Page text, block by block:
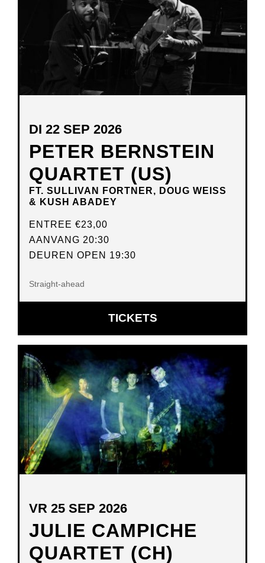
PETER BERNSTEIN
QUARTET (US)
FT. SULLIVAN FORTNER, DOUG WEISS
& KUSH ABADEY
DI 22 SEP 2026
ENTREE €23,00
AANVANG 20:30
DEUREN OPEN 19:30
Straight-ahead
TICKETSOPENT
IN
NIEUW
VENSTER
JULIE CAMPICHE
QUARTET (CH)
VR 25 SEP 2026